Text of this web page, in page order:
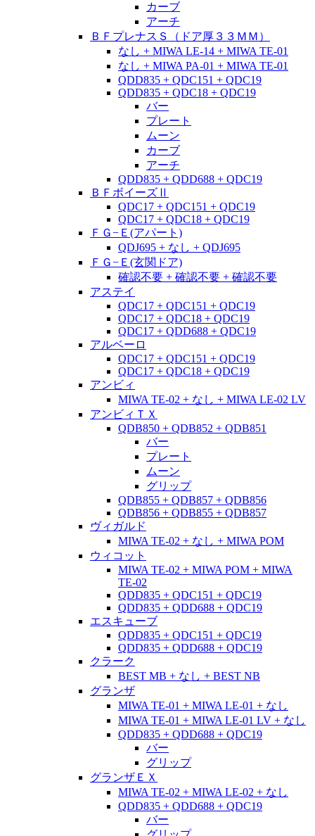
カーブ
アーチ
ＢＦプレナスＳ（ドア厚３３ＭＭ）
なし + MIWA LE-14 + MIWA TE-01
なし + MIWA PA-01 + MIWA TE-01
QDD835 + QDC151 + QDC19
QDD835 + QDC18 + QDC19
バー
プレート
ムーン
カーブ
アーチ
QDD835 + QDD688 + QDC19
ＢＦボイーズⅡ
QDC17 + QDC151 + QDC19
QDC17 + QDC18 + QDC19
ＦＧ−Ｅ(アパート)
QDJ695 + なし + QDJ695
ＦＧ−Ｅ(玄関ドア)
確認不要 + 確認不要 + 確認不要
アステイ
QDC17 + QDC151 + QDC19
QDC17 + QDC18 + QDC19
QDC17 + QDD688 + QDC19
アルベーロ
QDC17 + QDC151 + QDC19
QDC17 + QDC18 + QDC19
アンビィ
MIWA TE-02 + なし + MIWA LE-02 LV
アンビィＴＸ
QDB850 + QDB852 + QDB851
バー
プレート
ムーン
グリップ
QDB855 + QDB857 + QDB856
QDB856 + QDB855 + QDB857
ヴィガルド
MIWA TE-02 + なし + MIWA POM
ウィコット
MIWA TE-02 + MIWA POM + MIWA
TE-02
QDD835 + QDC151 + QDC19
QDD835 + QDD688 + QDC19
エスキューブ
QDD835 + QDC151 + QDC19
QDD835 + QDD688 + QDC19
クラーク
BEST MB + なし + BEST NB
グランザ
MIWA TE-01 + MIWA LE-01 + なし
MIWA TE-01 + MIWA LE-01 LV + なし
QDD835 + QDD688 + QDC19
バー
グリップ
グランザＥＸ
MIWA TE-02 + MIWA LE-02 + なし
QDD835 + QDD688 + QDC19
バー